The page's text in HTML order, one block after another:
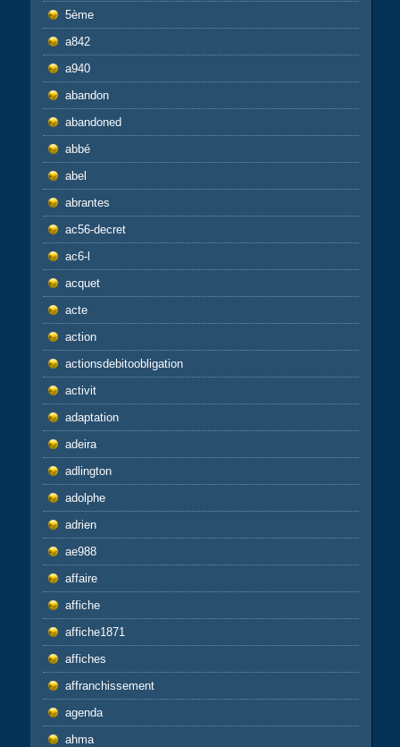
5ème
a842
a940
abandon
abandoned
abbé
abel
abrantes
ac56-decret
ac6-l
acquet
acte
action
actionsdebitoobligation
activit
adaptation
adeira
adlington
adolphe
adrien
ae988
affaire
affiche
affiche1871
affiches
affranchissement
agenda
ahma